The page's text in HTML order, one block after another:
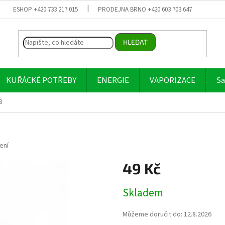
ESHOP +420 733 217 015 PRODEJNA BRNO +420 603 703 647
HLEDAT
KUŘÁCKÉ POTŘEBY ENERGIE VAPORIZACE
49 Kč
cena:
Skladem
Můžeme doručit do: 12.8.2026